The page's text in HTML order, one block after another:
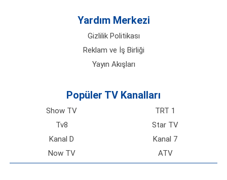
Yardım Merkezi
Gizlilik Politikası
Reklam ve İş Birliği
Yayın Akışları
Popüler TV Kanalları
Show TV
TRT 1
Tv8
Star TV
Kanal D
Kanal 7
Now TV
ATV